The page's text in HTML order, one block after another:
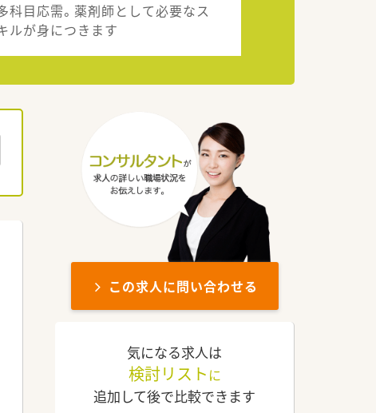
科目応需。薬剤師として必要なス
ルが身につきます
この求人に問い合わせる
気になる求人は
検討リスト に
追加して後で比較できます